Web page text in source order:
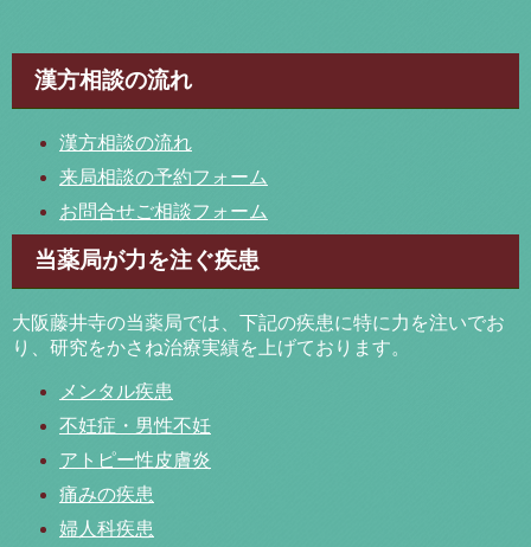
漢方相談の流れ
漢方相談の流れ
来局相談の予約フォーム
お問合せご相談フォーム
当薬局が力を注ぐ疾患
大阪藤井寺の当薬局では、下記の疾患に特に力を注いでお
り、研究をかさね治療実績を上げております。
メンタル疾患
不妊症・男性不妊
アトピー性皮膚炎
痛みの疾患
婦人科疾患